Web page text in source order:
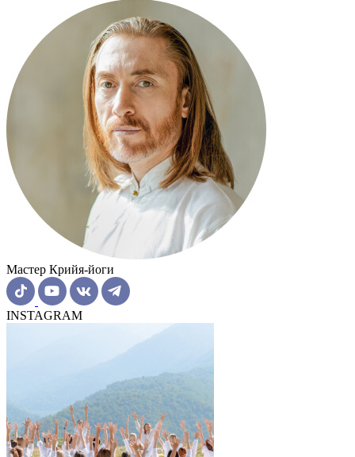
Мастер Крийя-йоги
INSTAGRAM